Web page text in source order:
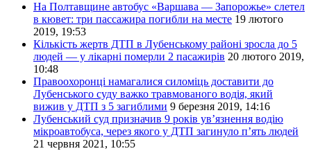
На Полтавщине автобус «Варшава — Запорожье» слетел
в кювет: три пассажира погибли на месте 19 лютого
2019, 19:53
Кількість жертв ДТП в Лубенському районі зросла до 5
людей — у лікарні померли 2 пасажирів 20 лютого 2019,
10:48
Правоохоронці намагалися силоміць доставити до
Лубенського суду важко травмованого водія, який
вижив у ДТП з 5 загиблими 9 березня 2019, 14:16
Лубенський суд призначив 9 років ув’язнення водію
мікроавтобуса, через якого у ДТП загинуло п’ять людей
21 червня 2021, 10:55